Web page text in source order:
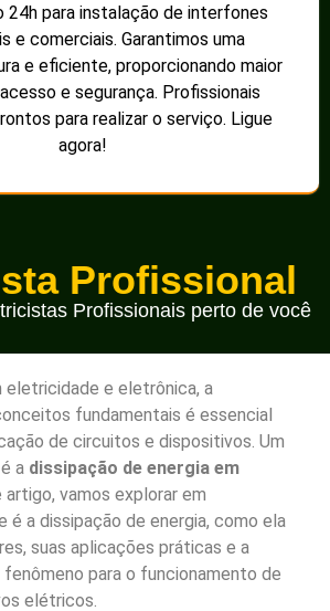
24h para instalação de interfones
e comerciais. Garantimos uma
e eficiente, proporcionando maior
e segurança. Profissionais
para realizar o serviço. Ligue
agora!
Profissional
Profissionais perto de você
eletricidade e eletrônica, a
fundamentais é essencial
de circuitos e dispositivos. Um
a dissipação de energia em
artigo, vamos explorar em
é a dissipação de energia, como ela
suas aplicações práticas e a
para o funcionamento de
elétricos.